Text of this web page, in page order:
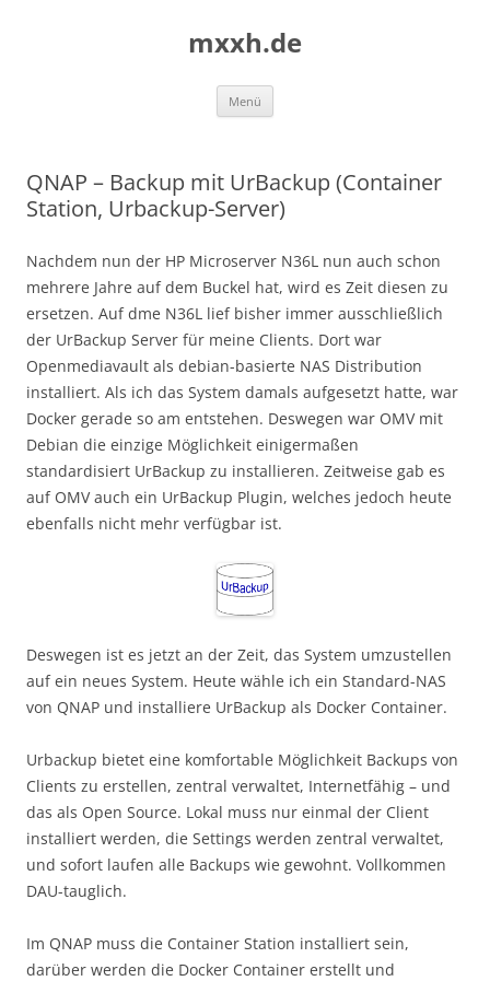
mxxh.de
Menü
QNAP – Backup mit UrBackup (Container
Station, Urbackup-Server)
Nachdem nun der HP Microserver N36L nun auch schon
mehrere Jahre auf dem Buckel hat, wird es Zeit diesen zu
ersetzen. Auf dme N36L lief bisher immer ausschließlich
der UrBackup Server für meine Clients. Dort war
Openmediavault als debian-basierte NAS Distribution
installiert. Als ich das System damals aufgesetzt hatte, war
Docker gerade so am entstehen. Deswegen war OMV mit
Debian die einzige Möglichkeit einigermaßen
standardisiert UrBackup zu installieren. Zeitweise gab es
auf OMV auch ein UrBackup Plugin, welches jedoch heute
ebenfalls nicht mehr verfügbar ist.
Deswegen ist es jetzt an der Zeit, das System umzustellen
auf ein neues System. Heute wähle ich ein Standard-NAS
von QNAP und installiere UrBackup als Docker Container.
Urbackup bietet eine komfortable Möglichkeit Backups von
Clients zu erstellen, zentral verwaltet, Internetfähig – und
das als Open Source. Lokal muss nur einmal der Client
installiert werden, die Settings werden zentral verwaltet,
und sofort laufen alle Backups wie gewohnt. Vollkommen
DAU-tauglich.
Im QNAP muss die Container Station installiert sein,
darüber werden die Docker Container erstellt und